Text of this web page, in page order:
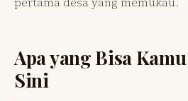
Apa yang Bisa
Sini